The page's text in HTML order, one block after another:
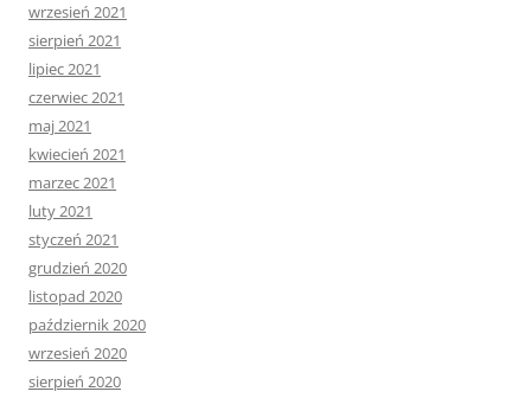
wrzesień 2021
sierpień 2021
lipiec 2021
czerwiec 2021
maj 2021
kwiecień 2021
marzec 2021
luty 2021
styczeń 2021
grudzień 2020
listopad 2020
październik 2020
wrzesień 2020
sierpień 2020